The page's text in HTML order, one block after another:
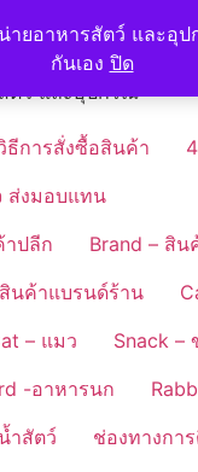
ยอาหารสัตว์ และอุป
กันเอง ปิด
ตว์ และอุปกรณ์
ธีการสั่งซื้อสินค้า
ส่งมอบแทน
าปลีก
Brand – สิน
สินค้าแบรนด์ร้าน
– แมว
Snack –
-อาหารนก
ำสัตว์
ช่องทางกา